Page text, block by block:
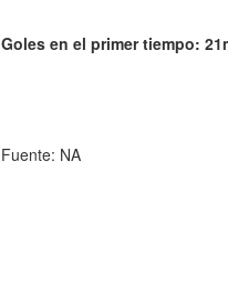
Goles en el primer tiempo:
Fuente: NA